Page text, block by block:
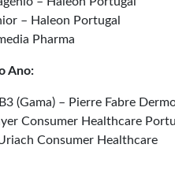
– Haleon Portugal
Pharma
Ano:
(Gama) – Pierre Fabre
Consumer Healthcare
Consumer Healthcare